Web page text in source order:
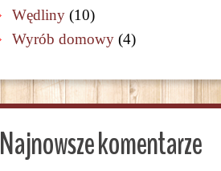
Wędliny (10)
Wyrób domowy (4)
Najnowsze komentarze